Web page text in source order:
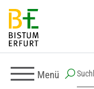
Menü